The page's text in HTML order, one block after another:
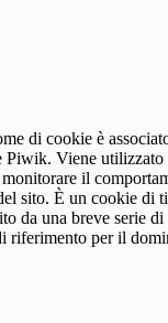
di cookie è
Piwik. Viene utilizzato
il
sito. È un cookie di
da una breve serie
riferimento per il